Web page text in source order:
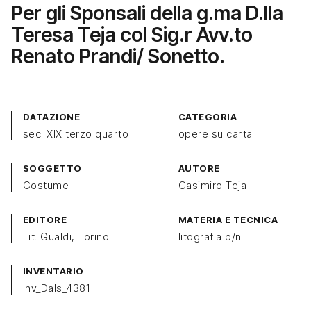
Per gli Sponsali della g.ma D.lla
Teresa Teja col Sig.r Avv.to
Renato Prandi/ Sonetto.
DATAZIONE
sec. XIX terzo quarto
CATEGORIA
opere su carta
SOGGETTO
Costume
AUTORE
Casimiro Teja
EDITORE
Lit. Gualdi, Torino
MATERIA E TECNICA
litografia b/n
INVENTARIO
Inv_Dals_4381